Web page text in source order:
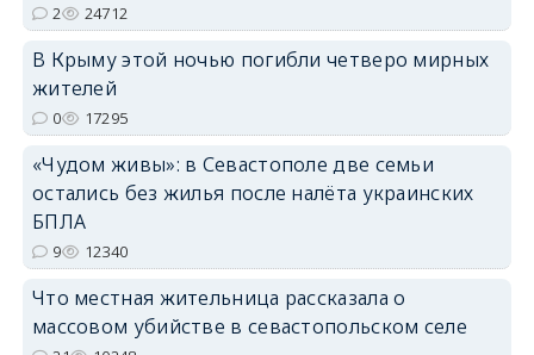
erid: 2SDnjdPjgYS
erid: 2SDnjdvhGXG
2 24712
В Крыму этой ночью погибли четверо мирных
жителей
0 17295
«Чудом живы»: в Севастополе две семьи
остались без жилья после налёта украинских
БПЛА
9 12340
Что местная жительница рассказала о
массовом убийстве в севастопольском селе